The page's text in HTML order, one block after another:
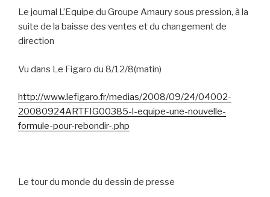
Le journal L’Equipe du Groupe Amaury sous pression, à la
suite de la baisse des ventes et du changement de
direction
Vu dans Le Figaro du 8/12/8(matin)
http://www.lefigaro.fr/medias/2008/09/24/04002-
20080924ARTFIG00385-l-equipe-une-nouvelle-
formule-pour-rebondir-.php
Le tour du monde du dessin de presse